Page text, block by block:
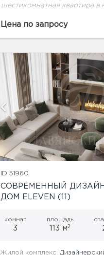
шестикомнатная квартира в
дом премиум-класса,
умиротворения....
Цена по запросу
ID 51960
СОВРЕМЕННЫЙ
ДОМ ELEVEN (11)
комнат
3
площадь
113 м2
Жилой комплекс: